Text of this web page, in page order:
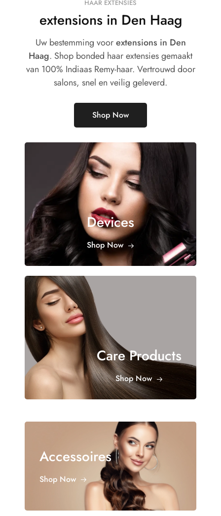
HAAR EXTENSIES
extensions in Den Haag
Uw bestemming voorextensions in Den
Haag. Shop bonded haar extensies gemaakt
van 100% Indiaas Remy-haar. Vertrouwd door
salons, snel en veilig geleverd.
Shop Now
Devices
Shop Now
Care Products
Shop Now
Accessoires
Shop Now